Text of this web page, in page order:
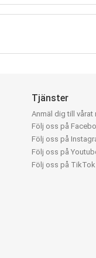
Tjänster
Anmäl dig till vårat
Följ oss på
Följ oss på
Följ oss på
Följ oss på TikTok